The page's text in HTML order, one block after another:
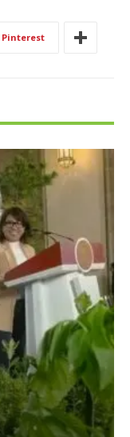
Pinterest